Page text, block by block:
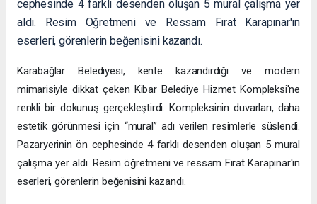
cephesinde 4 farklı desenden oluşan 5 mural çalışma yer
aldı. Resim Öğretmeni ve Ressam Fırat Karapınar'ın
eserleri, görenlerin beğenisini kazandı.
Karabağlar Belediyesi, kente kazandırdığı ve modern
mimarisiyle dikkat çeken Kibar Belediye Hizmet Kompleksi'ne
renkli bir dokunuş gerçekleştirdi. Kompleksinin duvarları, daha
estetik görünmesi için “mural” adı verilen resimlerle süslendi.
Pazaryerinin ön cephesinde 4 farklı desenden oluşan 5 mural
çalışma yer aldı. Resim öğretmeni ve ressam Fırat Karapınar'ın
eserleri, görenlerin beğenisini kazandı.